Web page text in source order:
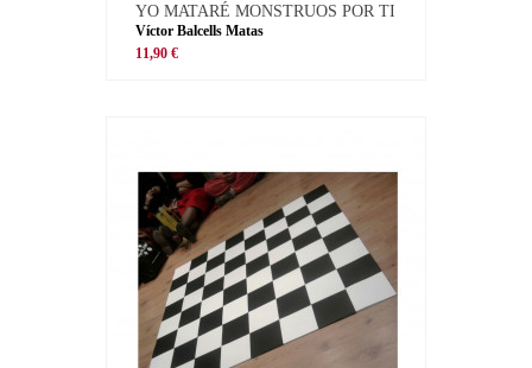
YO MATARÉ MONSTRUOS POR TI
Víctor Balcells Matas
11,90 €